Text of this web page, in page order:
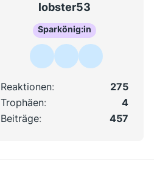
lobster53
Sparkönig:in
Reaktionen
275
Trophäen
4
Beiträge
457